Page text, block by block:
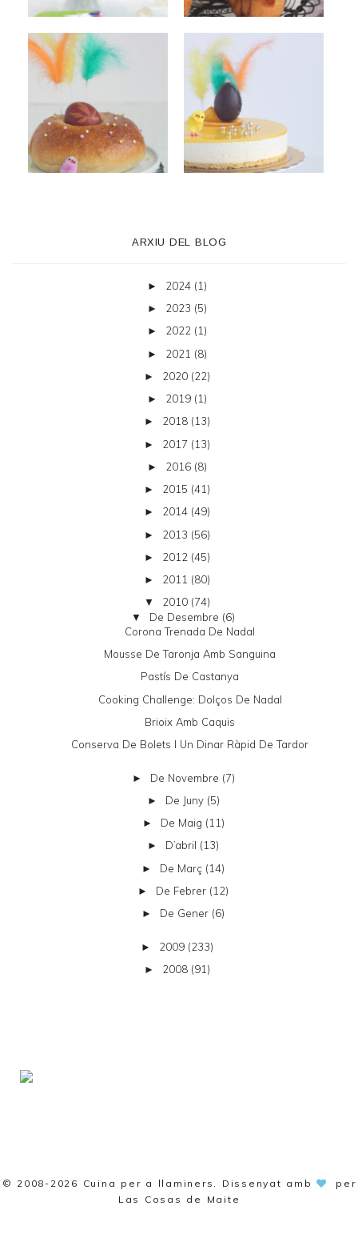
ARXIU DEL BLOG
► 2024 (1)
► 2023 (5)
► 2022 (1)
► 2021 (8)
► 2020 (22)
► 2019 (1)
► 2018 (13)
► 2017 (13)
► 2016 (8)
► 2015 (41)
► 2014 (49)
► 2013 (56)
► 2012 (45)
► 2011 (80)
▼ 2010 (74)
▼ De Desembre (6)
Corona Trenada De Nadal
Mousse De Taronja Amb Sanguina
Pastís De Castanya
Cooking Challenge: Dolços De Nadal
Brioix Amb Caquis
Conserva De Bolets I Un Dinar Ràpid De Tardor
► De Novembre (7)
► De Juny (5)
► De Maig (11)
► D’abril (13)
► De Març (14)
► De Febrer (12)
► De Gener (6)
► 2009 (233)
► 2008 (91)
© 2008-2026 Cuina per a llaminers . Dissenyat amb
per
Las Cosas de Maite